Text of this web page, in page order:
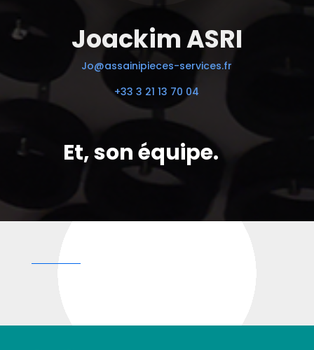
Joackim ASRI
Jo@assainipieces-services.fr
+33 3 21 13 70 04
Et, son équipe.